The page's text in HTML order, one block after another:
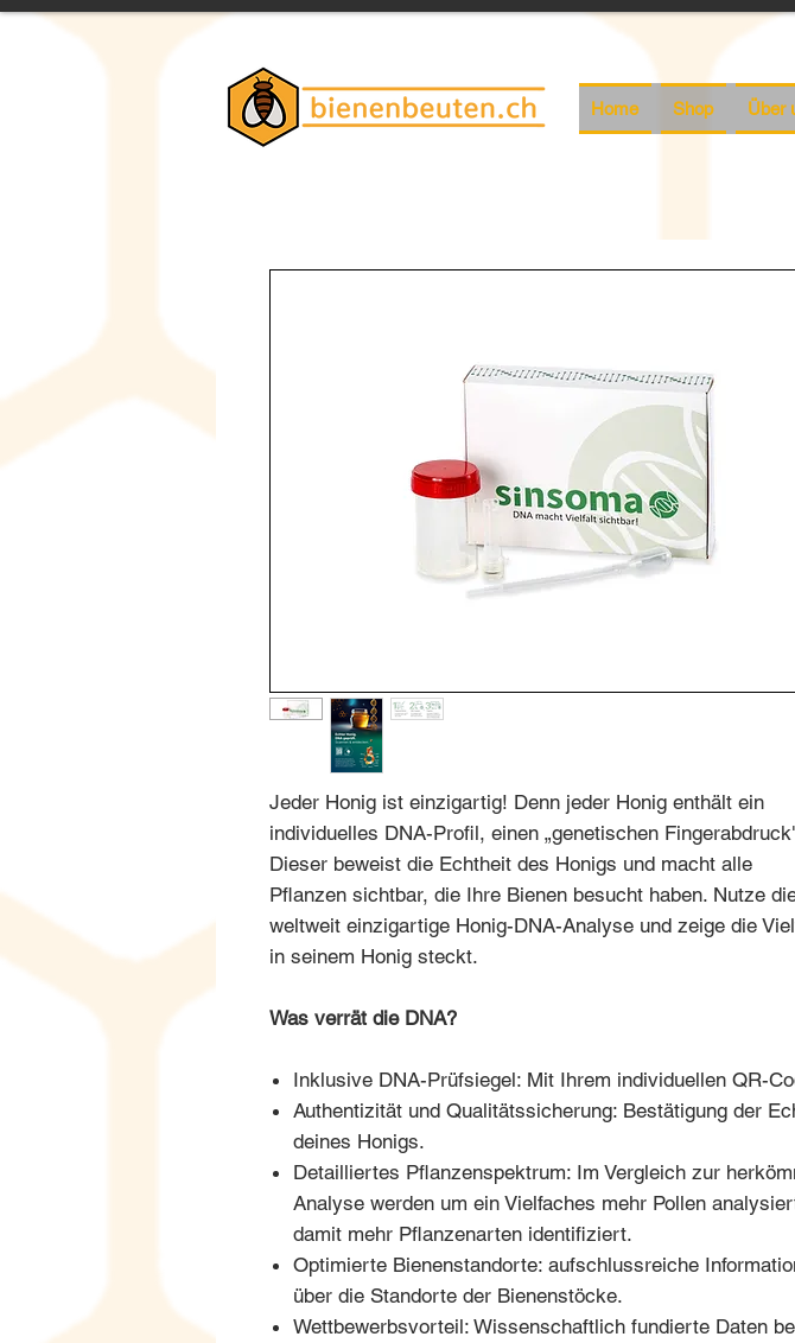
Home Shop Über
Jeder Honig ist einzigartig! Denn jeder Honig enthält ein
individuelles DNA-Profil, einen „genetischen
Dieser beweist die Echtheit des Honigs und macht alle
Pflanzen sichtbar, die Ihre Bienen besucht haben. Nutze
weltweit einzigartige Honig-DNA-Analyse und zeige die
in seinem Honig steckt.
Was verrät die DNA?
Inklusive DNA-Prüfsiegel: Mit Ihrem individuellen QR-
Authentizität und Qualitätssicherung: Bestätigung der
deines Honigs.
Detailliertes Pflanzenspektrum: Im Vergleich zur
Analyse werden um ein Vielfaches mehr Pollen
damit mehr Pflanzenarten identifiziert.
Optimierte Bienenstandorte: aufschlussreiche
über die Standorte der Bienenstöcke.
Wettbewerbsvorteil: Wissenschaftlich fundierte Daten